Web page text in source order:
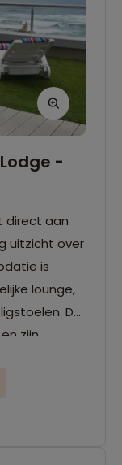
-
direct aan
uitzicht over
is
lounge,
De
zijn
gratis Wifi